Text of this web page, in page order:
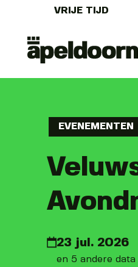
VRIJE TIJD
Uit
Apeldoorn
EVENEMENTEN
23 jul. 2026
en 5 andere data